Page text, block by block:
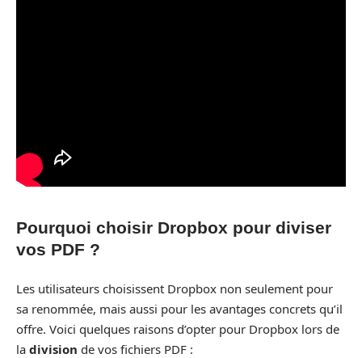
Pourquoi choisir Dropbox pour diviser
vos PDF ?
Les utilisateurs choisissent Dropbox non seulement pour
sa renommée, mais aussi pour les avantages concrets qu’il
offre. Voici quelques raisons d’opter pour Dropbox lors de
la division de vos fichiers PDF :